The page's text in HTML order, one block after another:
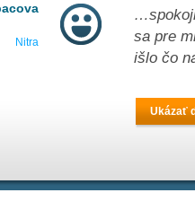
Nitra
sa pre
išlo čo
Ukázať